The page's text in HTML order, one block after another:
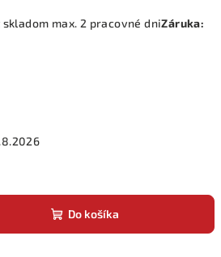
skladom max. 2 pracovné dniZáruka:
Do košíka